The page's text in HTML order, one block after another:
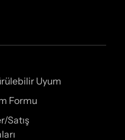
Uyum
Formu
Satış